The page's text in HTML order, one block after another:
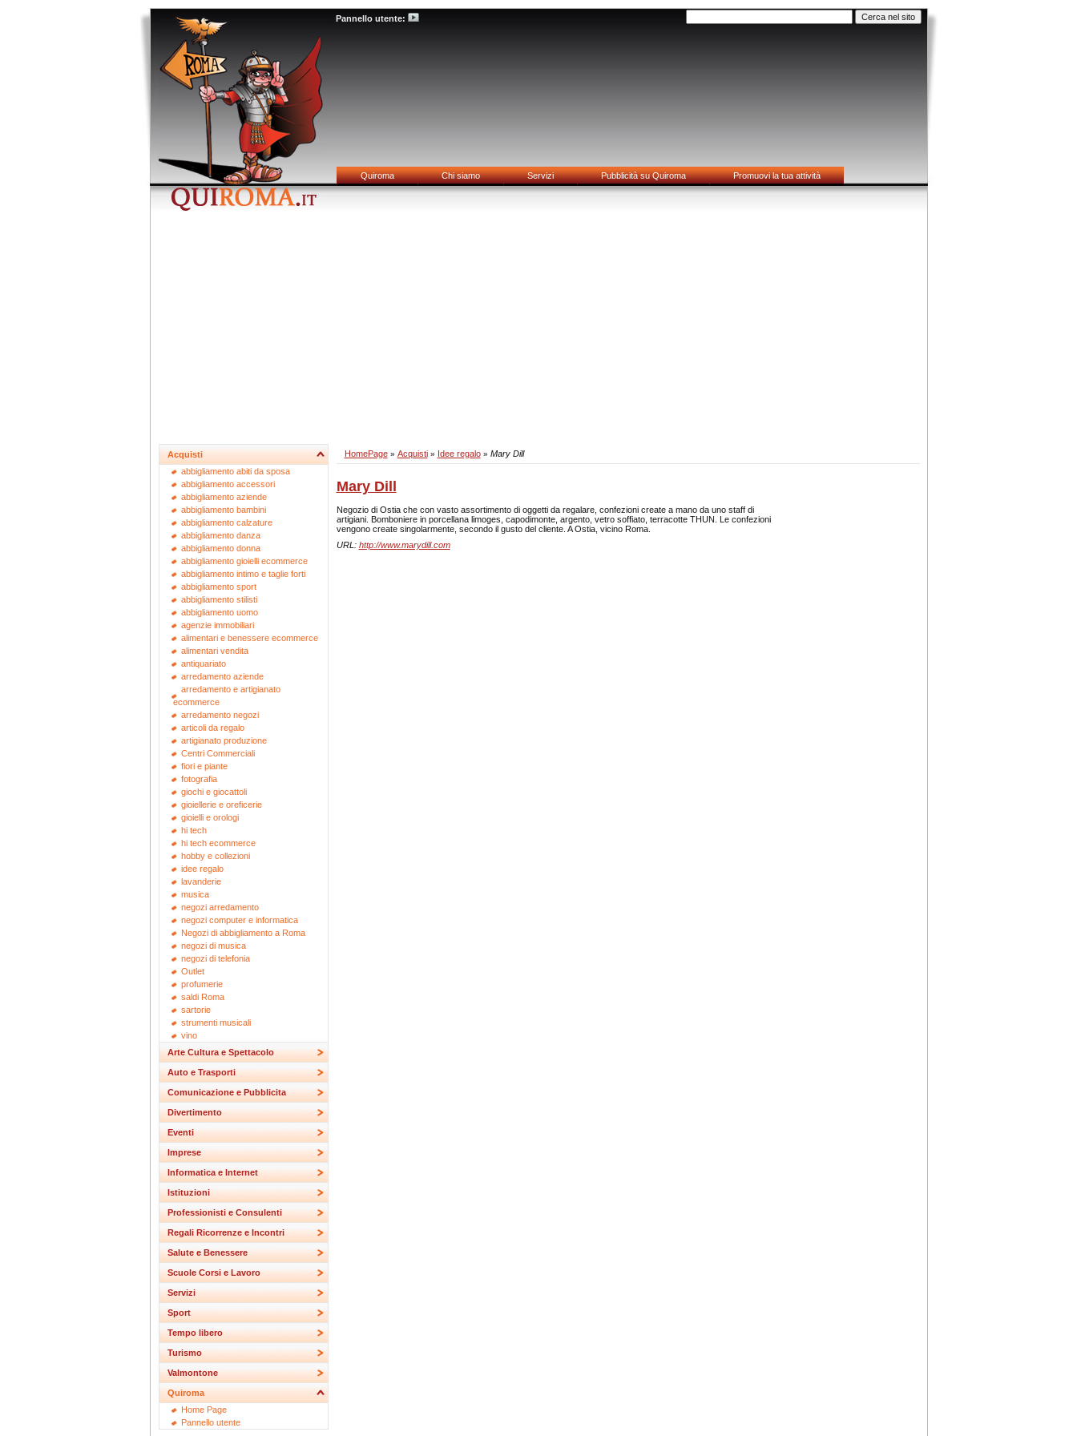
Pannello utente:
Quiroma Chi siamo Servizi Pubblicità su Quiroma Promuovi la tua attività
Acquisti
abbigliamento abiti da sposa
abbigliamento accessori
abbigliamento aziende
abbigliamento bambini
abbigliamento calzature
abbigliamento danza
abbigliamento donna
abbigliamento gioielli ecommerce
abbigliamento intimo e taglie forti
abbigliamento sport
abbigliamento stilisti
abbigliamento uomo
agenzie immobiliari
alimentari e benessere ecommerce
alimentari vendita
antiquariato
arredamento aziende
arredamento e artigianato
ecommerce
arredamento negozi
articoli da regalo
artigianato produzione
Centri Commerciali
fiori e piante
fotografia
giochi e giocattoli
gioiellerie e oreficerie
gioielli e orologi
hi tech
hi tech ecommerce
hobby e collezioni
idee regalo
lavanderie
musica
negozi arredamento
negozi computer e informatica
Negozi di abbigliamento a Roma
negozi di musica
negozi di telefonia
Outlet
profumerie
saldi Roma
sartorie
strumenti musicali
vino
Arte Cultura e Spettacolo
Auto e Trasporti
Comunicazione e Pubblicita
Divertimento
Eventi
Imprese
Informatica e Internet
Istituzioni
Professionisti e Consulenti
Regali Ricorrenze e Incontri
Salute e Benessere
Scuole Corsi e Lavoro
Servizi
Sport
Tempo libero
Turismo
Valmontone
Quiroma
Home Page
Pannello utente
HomePage» Acquisti» Idee regalo» Mary Dill
Mary Dill
Negozio di Ostia che con vasto assortimento di oggetti da regalare, confezioni create a mano da uno staff di
artigiani. Bomboniere in porcellana limoges, capodimonte, argento, vetro soffiato, terracotte THUN. Le confezioni
vengono create singolarmente, secondo il gusto del cliente. A Ostia, vicino Roma.
URL: http://www.marydill.com